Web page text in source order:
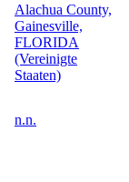
Alachua County,
Gainesville,
FLORIDA
(Vereinigte
Staaten)
n.n.